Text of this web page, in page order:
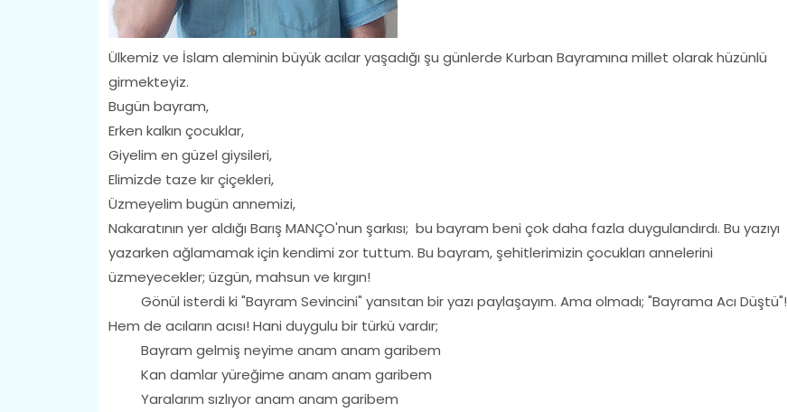
Ülkemiz ve İslam aleminin büyük acılar yaşadığı şu günlerde Kurban Bayramına millet olarak hüzünlü
girmekteyiz.
Bugün bayram,
Erken kalkın çocuklar,
Giyelim en güzel giysileri,
Elimizde taze kır çiçekleri,
Üzmeyelim bugün annemizi,
Nakaratının yer aldığı Barış MANÇO'nun şarkısı; bu bayram beni çok daha fazla duygulandırdı. Bu yazıyı
yazarken ağlamamak için kendimi zor tuttum. Bu bayram, şehitlerimizin çocukları annelerini
üzmeyecekler; üzgün, mahsun ve kırgın!
Gönül isterdi ki "Bayram Sevincini" yansıtan bir yazı paylaşayım. Ama olmadı; "Bayrama Acı Düştü"!
Hem de acıların acısı! Hani duygulu bir türkü vardır;
Bayram gelmiş neyime anam anam garibem
Kan damlar yüreğime anam anam garibem
Yaralarım sızlıyor anam anam garibem